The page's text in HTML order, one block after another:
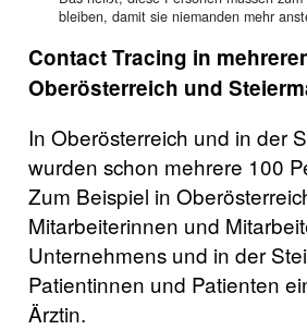
bleiben, damit sie niemanden mehr
Contact Tracing in
Oberösterreich und
In Oberösterreich und in der
wurden schon mehrere 100
Zum Beispiel in
Mitarbeiterinnen und
Unternehmens und in der
Patientinnen und Patienten
Ärztin.